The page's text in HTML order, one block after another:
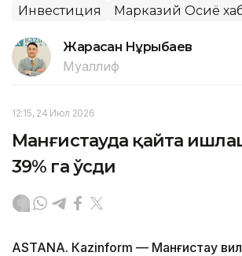
Инвестиция Марказий Осиё
Жарасқан Нұрыбаев
Муаллиф
12:15, 24 Июл 2026
Манғистауда қайта
39% га ўсди
ASTANА. Кazinform — Манғистау